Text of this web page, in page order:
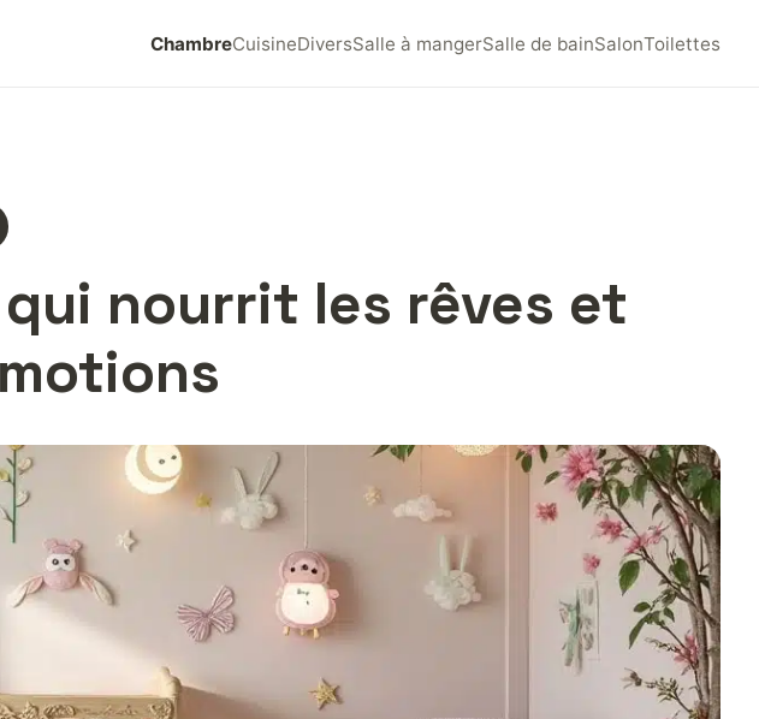
ChambreCuisineDiversSalle à mangerSalle de bainSalonToilettes
nourrit les rêves et